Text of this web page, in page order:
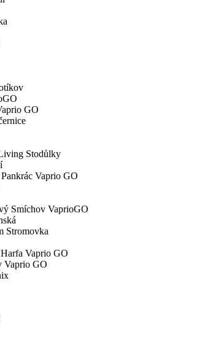
GO
Stodůlky
Vaprio GO
Smíchov VaprioGO
Stromovka
Vaprio GO
Vaprio GO